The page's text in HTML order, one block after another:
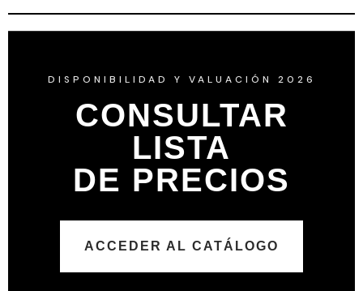
DISPONIBILIDAD Y VALUACIÓN 2026
CONSULTAR
LISTA
DE PRECIOS
ACCEDER AL CATÁLOGO